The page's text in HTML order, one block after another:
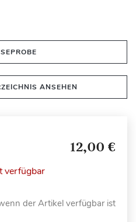
ANSEHEN
12,00 €
verfügbar
der Artikel verfügbar ist